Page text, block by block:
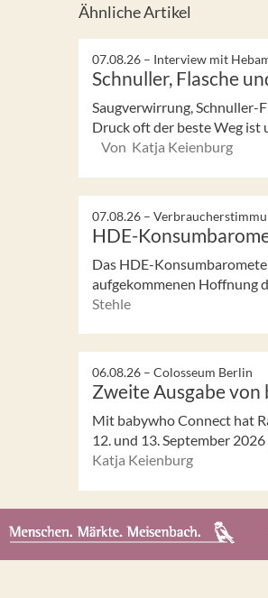
Ähnliche Artikel
07.08.26 – Interview mit
Schnuller, Flasche
Saugverwirrung, Schnuller-
Druck oft der beste Weg ist
Von Katja Keienburg
07.08.26 –
HDE-
Das HDE-
aufgekommenen Hoffnung
Stehle
06.08.26 – Colosseum Berlin
Zweite Ausgabe
Mit babywho Connect hat
12. und 13. September
Katja Keienburg